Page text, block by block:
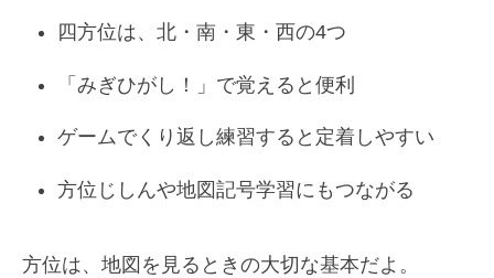
四方位は、北・南・東・西の4つ
「みぎひがし！」で覚えると便利
ゲームでくり返し練習すると定着しやすい
方位じしんや地図記号学習にもつながる
方位は、地図を見るときの大切な基本だよ。